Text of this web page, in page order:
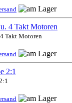
Takt Motoren